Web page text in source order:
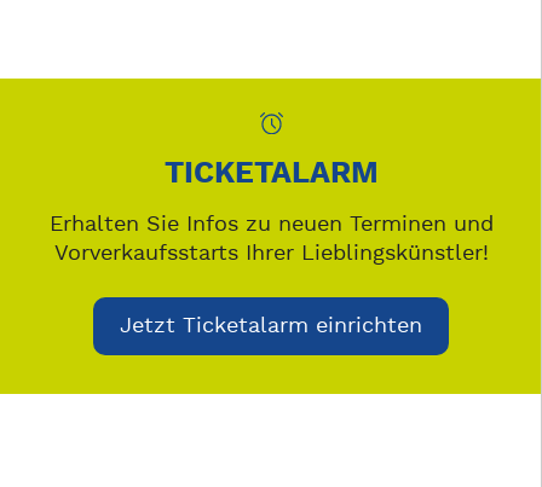
TICKETALARM
Erhalten Sie Infos zu neuen Terminen und
Vorverkaufsstarts Ihrer Lieblingskünstler!
Jetzt Ticketalarm einrichten